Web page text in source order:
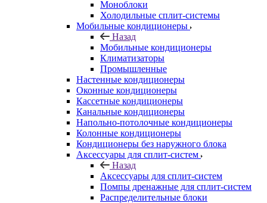
Моноблоки
Холодильные сплит-системы
Мобильные кондиционеры
Назад
Мобильные кондиционеры
Климатизаторы
Промышленные
Настенные кондиционеры
Оконные кондиционеры
Кассетные кондиционеры
Канальные кондиционеры
Напольно-потолочные кондиционеры
Колонные кондиционеры
Кондиционеры без наружного блока
Аксессуары для сплит-систем
Назад
Аксессуары для сплит-систем
Помпы дренажные для сплит-систем
Распределительные блоки